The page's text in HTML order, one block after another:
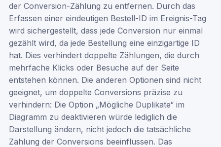
der Conversion-Zählung zu entfernen. Durch das
Erfassen einer eindeutigen Bestell-ID im Ereignis-Tag
wird sichergestellt, dass jede Conversion nur einmal
gezählt wird, da jede Bestellung eine einzigartige ID
hat. Dies verhindert doppelte Zählungen, die durch
mehrfache Klicks oder Besuche auf der Seite
entstehen können. Die anderen Optionen sind nicht
geeignet, um doppelte Conversions präzise zu
verhindern: Die Option „Mögliche Duplikate“ im
Diagramm zu deaktivieren würde lediglich die
Darstellung ändern, nicht jedoch die tatsächliche
Zählung der Conversions beeinflussen. Das